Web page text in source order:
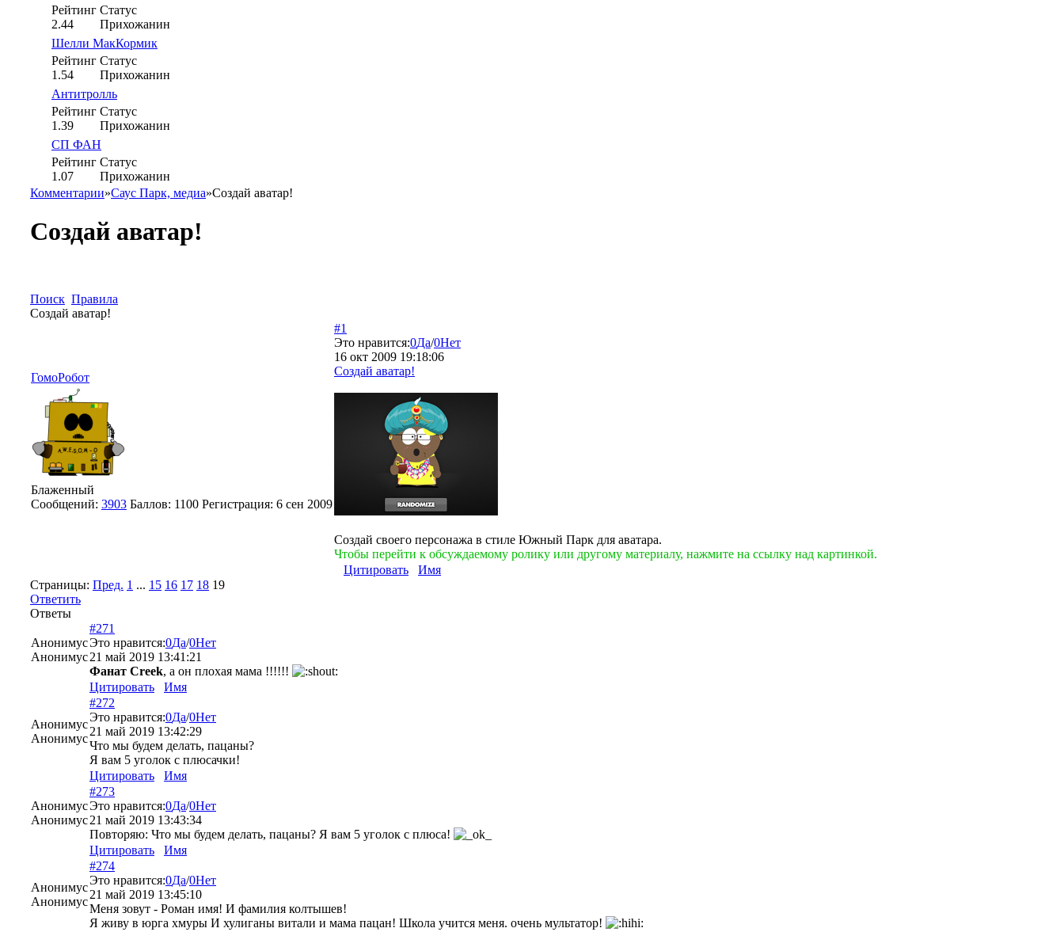
Рейтинг
2.44
Статус
Прихожанин
Шелли МакКормик
Рейтинг
1.54
Статус
Прихожанин
Антитролль
Рейтинг
1.39
Статус
Прихожанин
СП ФАН
Рейтинг
1.07
Статус
Прихожанин
Комментарии»Саус Парк, медиа»Создай аватар!
Создай аватар!
Поиск Правила
Создай аватар!
ГомоРобот
Блаженный
Сообщений: 3903 Баллов: 1100 Регистрация: 6 сен 2009
#1
Это нравится:0Да/0Нет
16 окт 2009 19:18:06
Создай аватар!
Создай своего персонажа в стиле Южный Парк для аватара.
Чтобы перейти к обсуждаемому ролику или другому материалу, нажмите на ссылку над картинкой.
Цитировать
Имя
Страницы: Пред. 1 ... 15 16 17 18 19
Ответить
Ответы
Анонимус
Анонимус
#271
Это нравится:0Да/0Нет
21 май 2019 13:41:21
Фанат Creek, а он плохая мама !!!!!!
Цитировать
Имя
Анонимус
Анонимус
#272
Это нравится:0Да/0Нет
21 май 2019 13:42:29
Что мы будем делать, пацаны?
Я вам 5 уголок с плюсачки!
Цитировать
Имя
Анонимус
Анонимус
#273
Это нравится:0Да/0Нет
21 май 2019 13:43:34
Повторяю: Что мы будем делать, пацаны? Я вам 5 уголок с плюса!
Цитировать
Имя
Анонимус
Анонимус
#274
Это нравится:0Да/0Нет
21 май 2019 13:45:10
Меня зовут - Роман имя! И фамилия колтышев!
Я живу в юрга хмуры И хулиганы витали и мама пацан! Школа учится меня. очень мультатор!